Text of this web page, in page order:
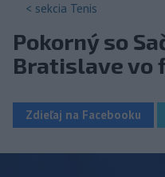
< sekcia Tenis
Pokorný so
Bratislave vo
Zdieľaj na Facebooku